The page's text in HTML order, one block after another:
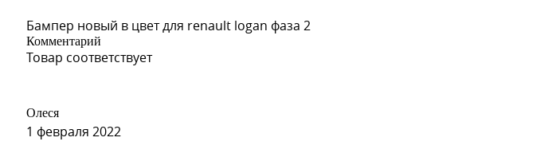
Бампер новый в цвет для renault logan фаза 2
Комментарий
Товар соответствует
Олеся
1 февраля 2022